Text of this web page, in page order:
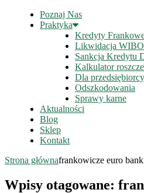
Poznaj Nas
Praktyka
Kredyty
Likwidacja
Sankcja Kredytu
Kalkulator
Dla przedsiębiorcy
Odszkodowania
Sprawy karne
Aktualności
Blog
Sklep
Kontakt
Strona głównafrankowicze euro bank
Wpisy otagowane: